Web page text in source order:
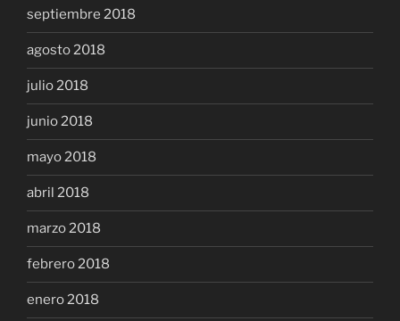
septiembre 2018
agosto 2018
julio 2018
junio 2018
mayo 2018
abril 2018
marzo 2018
febrero 2018
enero 2018